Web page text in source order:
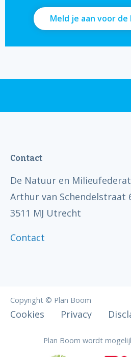
Meld je aan voor
Contact
De Natuur en
Arthur van Schendelstraat
3511 MJ Utrecht
Contact
Copyright © Plan Boom
Cookies Privacy
Plan Boom wordt